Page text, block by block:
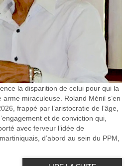
la disparition de celui pour qui la
miraculeuse. Roland Ménil s’en
frappé par l’aristocratie de l’âge,
et de conviction qui,
avec ferveur l’idée de
d’abord au sein du PPM,